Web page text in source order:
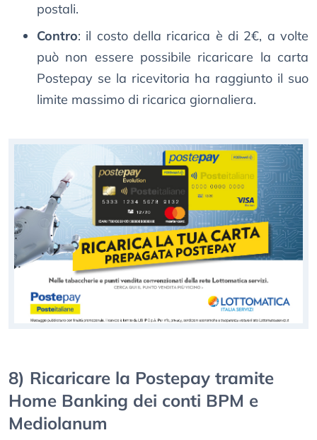
postali.
Contro: il costo della ricarica è di 2€, a volte
può non essere possibile ricaricare la carta
Postepay se la ricevitoria ha raggiunto il suo
limite massimo di ricarica giornaliera.
8) Ricaricare la Postepay tramite
Home Banking dei conti BPM e
Mediolanum